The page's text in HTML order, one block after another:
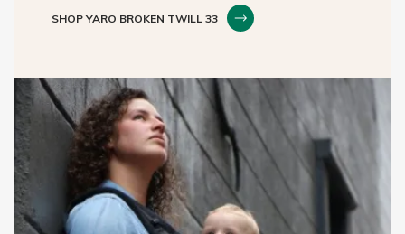
SHOP YARO BROKEN TWILL 33